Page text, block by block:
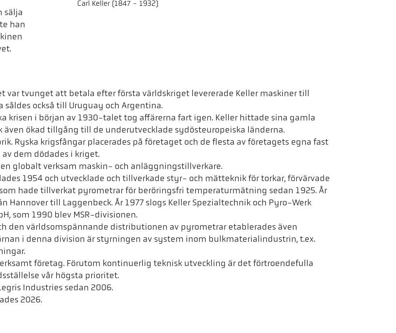
sälja
han
Carl Keller (1847 - 1932)
var tvunget att betala efter första världskriget levererade Keller maskiner till
såldes också till Uruguay och Argentina.
krisen i början av 1930-talet tog affärerna fart igen. Keller hittade sina gamla
även ökad tillgång till de underutvecklade sydösteuropeiska länderna.
Ryska krigsfångar placerades på företaget och de flesta av företagets egna fast
dem dödades i kriget.
globalt verksam maskin- och anläggningstillverkare.
1954 och utvecklade och tillverkade styr- och mätteknik för torkar, förvärvade
hade tillverkat pyrometrar för beröringsfri temperaturmätning sedan 1925. År
till Laggenbeck. År 1977 slogs Keller Spezialtechnik och Pyro-Werk
som 1990 blev MSR-divisionen.
den världsomspännande distributionen av pyrometrar etablerades även
i denna division är styrningen av system inom bulkmaterialindustrin, t.ex.
företag. Förutom kontinuerlig teknisk utveckling är det förtroendefulla
vår högsta prioritet.
Industries sedan 2006.
2026.